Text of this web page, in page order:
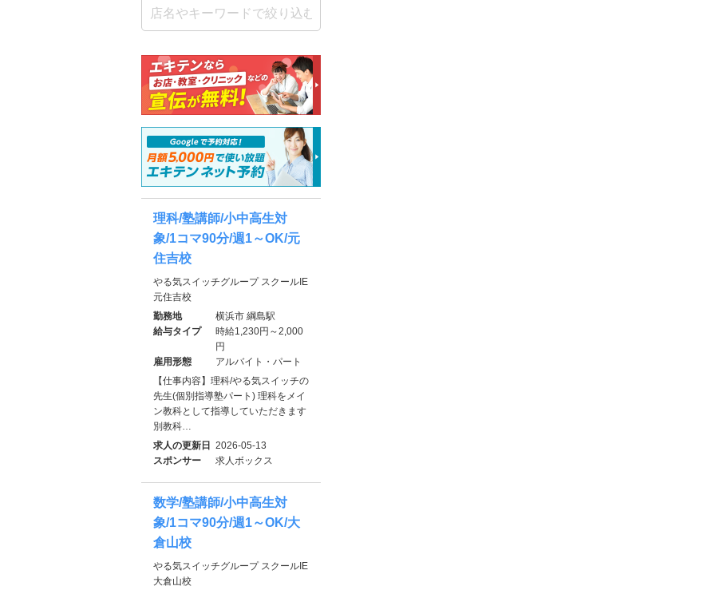
理科/塾講師/小中高生対
象/1コマ90分/週1～OK/元
住吉校
やる気スイッチグループ スクールIE
元住吉校
勤務地
横浜市 綱島駅
給与タイプ
時給1,230円～2,000
円
雇用形態
アルバイト・パート
【仕事内容】理科/やる気スイッチの
先生(個別指導塾パート) 理科をメイ
ン教科として指導していただきます
別教科…
求人の更新日 2026-05-13
スポンサー
求人ボックス
数学/塾講師/小中高生対
象/1コマ90分/週1～OK/大
倉山校
やる気スイッチグループ スクールIE
大倉山校